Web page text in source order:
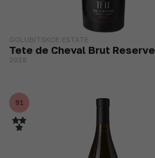
GOLUBITSKOE ESTATE
Tete de Cheval Brut Reserve
2018
91